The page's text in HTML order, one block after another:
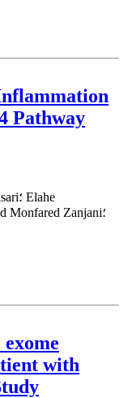
Pathway
with